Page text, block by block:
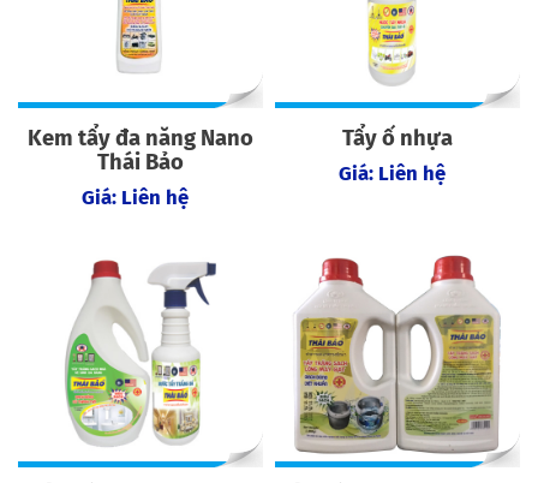
Kem tẩy đa năng Nano
Thái Bảo
Giá: Liên hệ
Tẩy ố nhựa
Giá: Liên hệ